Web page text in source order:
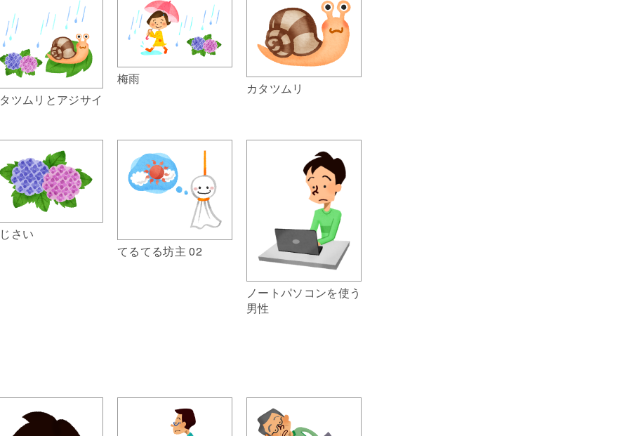
ツムリとアジサイ
梅雨
カタツムリ
さい
てるてる坊主 02
ノートパソコンを使う
男性